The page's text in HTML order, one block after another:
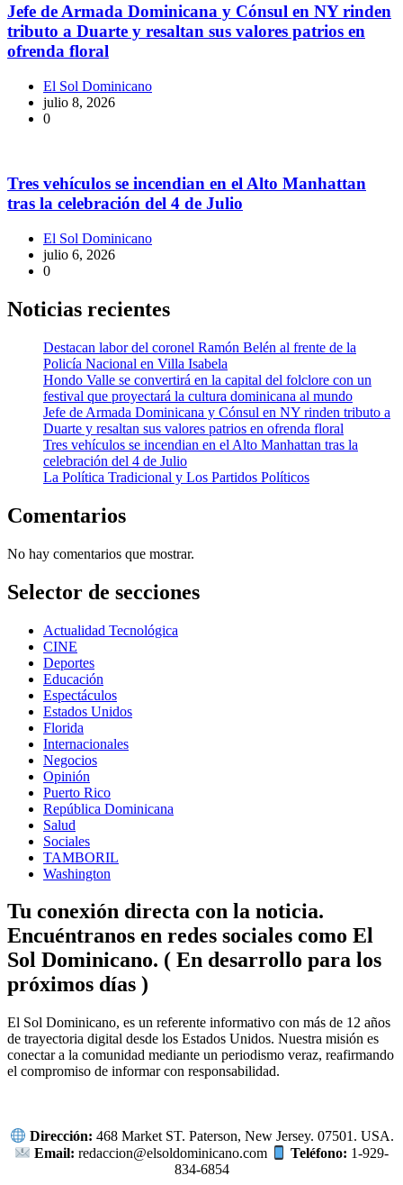
Jefe de Armada Dominicana y Cónsul en NY rinden
tributo a Duarte y resaltan sus valores patrios en
ofrenda floral
El Sol Dominicano
julio 8, 2026
0
Tres vehículos se incendian en el Alto Manhattan
tras la celebración del 4 de Julio
El Sol Dominicano
julio 6, 2026
0
Noticias recientes
Destacan labor del coronel Ramón Belén al frente de la
Policía Nacional en Villa Isabela
Hondo Valle se convertirá en la capital del folclore con un
festival que proyectará la cultura dominicana al mundo
Jefe de Armada Dominicana y Cónsul en NY rinden tributo a
Duarte y resaltan sus valores patrios en ofrenda floral
Tres vehículos se incendian en el Alto Manhattan tras la
celebración del 4 de Julio
La Política Tradicional y Los Partidos Políticos
Comentarios
No hay comentarios que mostrar.
Selector de secciones
Actualidad Tecnológica
CINE
Deportes
Educación
Espectáculos
Estados Unidos
Florida
Internacionales
Negocios
Opinión
Puerto Rico
República Dominicana
Salud
Sociales
TAMBORIL
Washington
Tu conexión directa con la noticia.
Encuéntranos en redes sociales como El
Sol Dominicano. ( En desarrollo para los
próximos días )
Facebook
Instagram
Linkedin
Twitter
El Sol Dominicano, es un referente informativo con más de 12 años
de trayectoria digital desde los Estados Unidos. Nuestra misión es
conectar a la comunidad mediante un periodismo veraz, reafirmando
el compromiso de informar con responsabilidad.
Dirección: 468 Market ST. Paterson, New Jersey. 07501. USA.
Email: redaccion@elsoldominicano.com Teléfono: 1-929-
834-6854